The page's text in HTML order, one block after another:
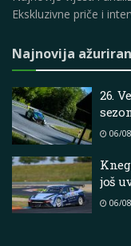
Ekskluzivne priče i
Najnovija
26.
06/
još
06/